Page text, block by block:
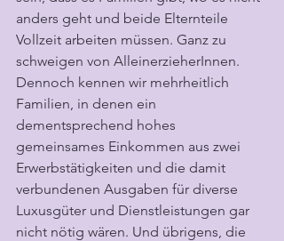
anders geht und beide Elternteile
Vollzeit arbeiten müssen. Ganz zu
schweigen von AlleinerzieherInnen.
Dennoch kennen wir mehrheitlich
Familien, in denen ein
dementsprechend hohes
gemeinsames Einkommen aus zwei
Erwerbstätigkeiten und die damit
verbundenen Ausgaben für diverse
Luxusgüter und Dienstleistungen gar
nicht nötig wären. Und übrigens, die